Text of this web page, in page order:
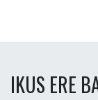
IKUS ERE